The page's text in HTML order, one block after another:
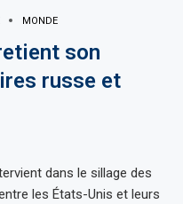
MONDE
son
russe et
dans le sillage des
les États-Unis et leurs